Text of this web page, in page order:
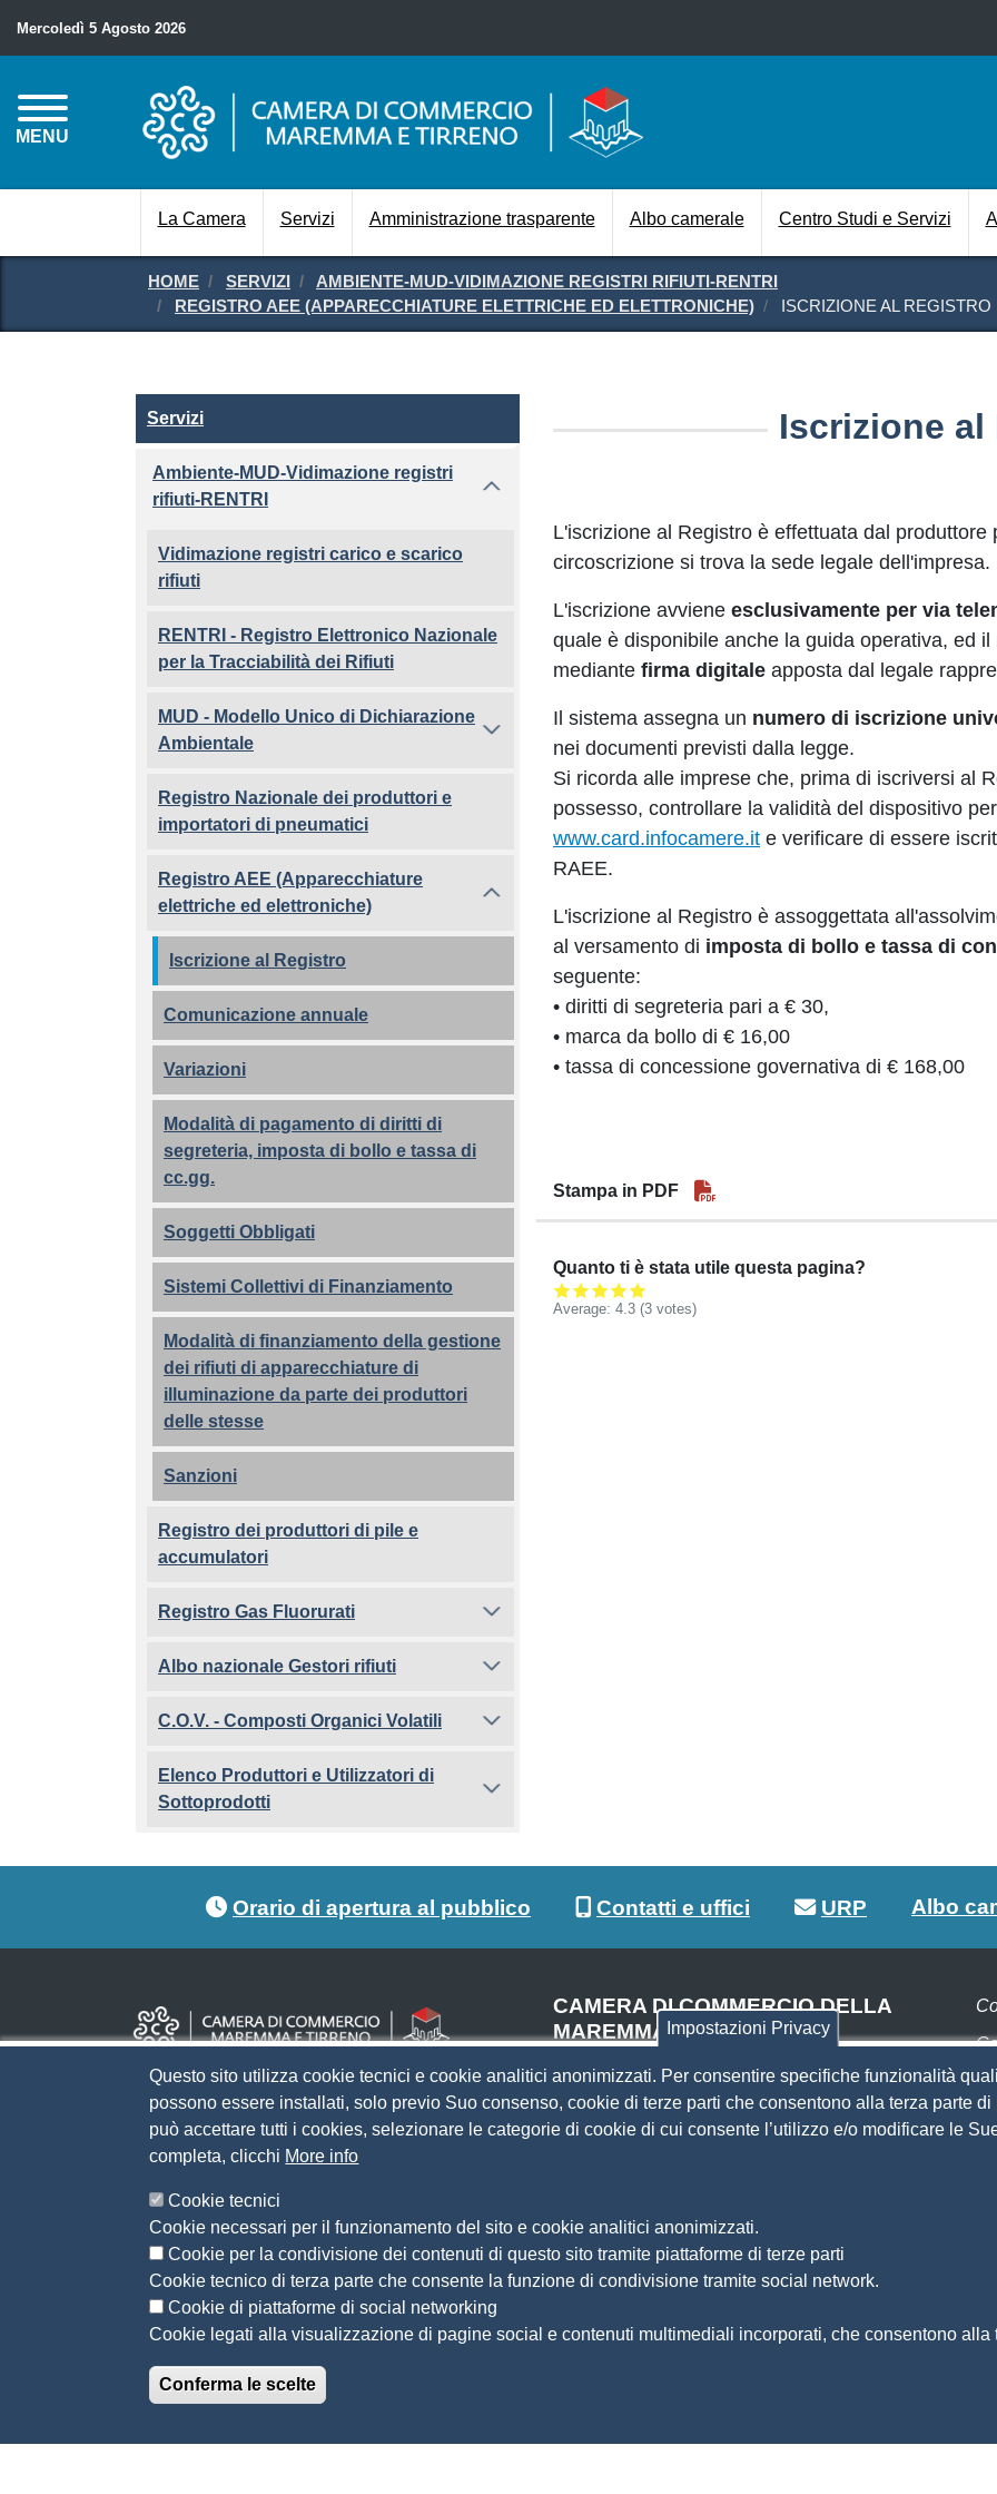
Mercoledì 5 Agosto 2026
MENU
Navigazione
La Camera Servizi Amministrazione trasparente Albo camerale Centro Studi e Servizi
HOME SERVIZI
AMBIENTE-MUD-VIDIMAZIONE REGISTRI RIFIUTI-RENTRI
REGISTRO AEE (APPARECCHIATURE ELETTRICHE ED ELETTRONICHE)
ISCRIZIONE AL REGISTRO
Iscrizione al
L'iscrizione al Registro è effettuata dal
circoscrizione si trova la sede legale dell'impresa.
L'iscrizione avviene esclusivamente per via
quale è disponibile anche la guida operativa, ed
mediante firma digitale apposta dal legale
Il sistema assegna un numero di iscrizione
nei documenti previsti dalla legge.
Si ricorda alle imprese che, prima di iscriversi al
possesso, controllare la validità del dispositivo
www.card.infocamere.it e verificare di essere
RAEE.
L'iscrizione al Registro è assoggettata
al versamento di imposta di bollo e tassa di
seguente:
• diritti di segreteria pari a € 30,
• marca da bollo di € 16,00
• tassa di concessione governativa di € 168,00
Stampa in PDF
Quanto ti è stata utile questa pagina?
Average: 4.3 (3 votes)
Servizi
Servizi
Ambiente-MUD-Vidimazione registri
rifiuti-RENTRI
Vidimazione registri carico e scarico
rifiuti
RENTRI - Registro Elettronico Nazionale
per la Tracciabilità dei Rifiuti
MUD - Modello Unico di Dichiarazione
Ambientale
Registro Nazionale dei produttori e
importatori di pneumatici
Registro AEE (Apparecchiature
elettriche ed elettroniche)
Iscrizione al Registro
Comunicazione annuale
Variazioni
Modalità di pagamento di diritti di
segreteria, imposta di bollo e tassa di
cc.gg.
Soggetti Obbligati
Sistemi Collettivi di Finanziamento
Modalità di finanziamento della gestione
dei rifiuti di apparecchiature di
illuminazione da parte dei produttori
delle stesse
Sanzioni
Registro dei produttori di pile e
accumulatori
Registro Gas Fluorurati
Albo nazionale Gestori rifiuti
C.O.V. - Composti Organici Volatili
Elenco Produttori e Utilizzatori di
Sottoprodotti
Orario di apertura al pubblico Contatti e uffici URP Albo
CAMERA DI COMMERCIO DELLA
MAREMMA E DEL TIRRENO
SEDE DI LIVORNO
Piazza del Municipio, 48
(ingresso da Via del Porticciolo, 1)
Via F.lli Cairoli, 10
Centralino 0564 430.111
Peccameradicommercio@pec.lg.camcom.it
© 2026 CAMERA DI COMMERCIO DELLA MAREMMA E DEL TIRRENO
Impostazioni Privacy
Questo sito utilizza cookie tecnici e cookie analitici anonimizzati. Per consentire specifiche funzionalità
possono essere installati, solo previo Suo consenso, cookie di terze parti che consentono alla terza parte
può accettare tutti i cookies, selezionare le categorie di cookie di cui consente l’utilizzo e/o modificare le
completa, clicchi More info
Cookie tecnici
Cookie necessari per il funzionamento del sito e cookie analitici anonimizzati.
Cookie per la condivisione dei contenuti di questo sito tramite piattaforme di terze parti
Cookie tecnico di terza parte che consente la funzione di condivisione tramite social network.
Cookie di piattaforme di social networking
Cookie legati alla visualizzazione di pagine social e contenuti multimediali incorporati, che consentono alla
Conferma le scelte